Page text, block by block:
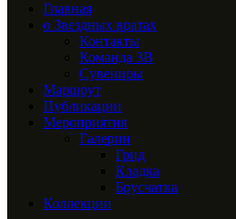
Главная
о Звездных вратах
Контакты
Команда ЗВ
Сувениры
Маршрут
Публикации
Мероприятия
Галерии
Грид
Кладка
Брусчатка
Коллекции